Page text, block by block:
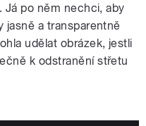
Já po něm nechci, aby
jasně a transparentně
udělat obrázek, jestli
k odstranění střetu